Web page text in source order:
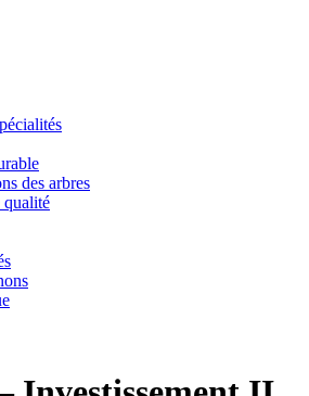
des arbres
qualité